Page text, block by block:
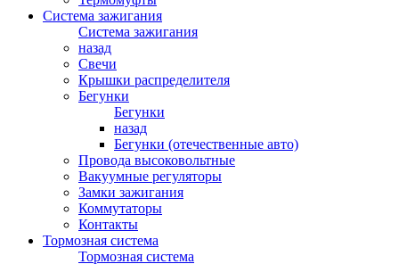
Система зажигания
Система зажигания
назад
Свечи
Крышки распределителя
Бегунки
Бегунки
назад
Бегунки (отечественные авто)
Провода высоковольтные
Вакуумные регуляторы
Замки зажигания
Коммутаторы
Контакты
Тормозная система
Тормозная система